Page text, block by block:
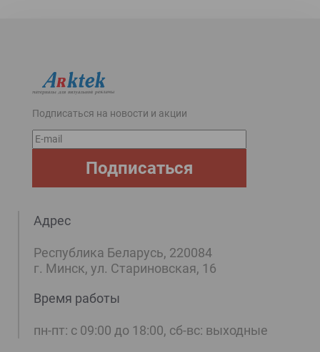
Подписаться на новости и акции
E-
mail
Подписаться
Адрес
Республика Беларусь, 220084
г. Минск, ул. Стариновская, 16
Время работы
пн-пт: с 09:00 до 18:00, сб-вс: выходные